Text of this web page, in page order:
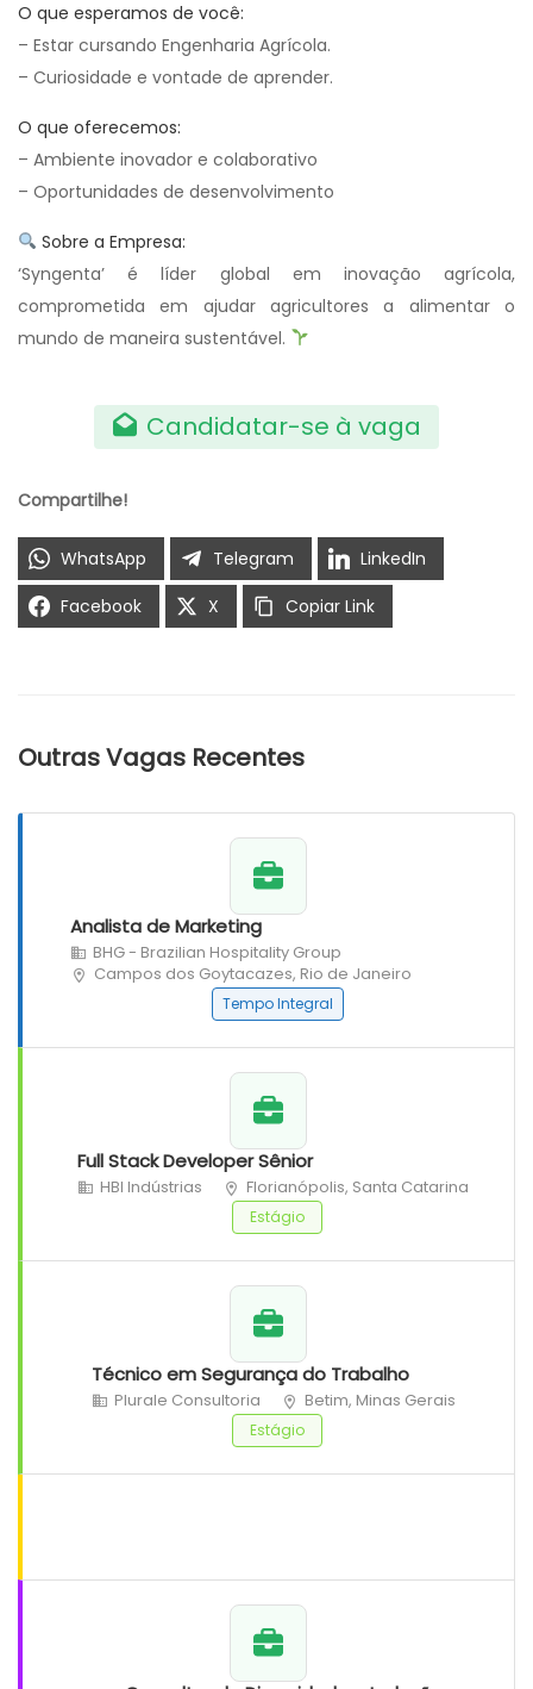
O que esperamos de você:
– Estar cursando Engenharia Agrícola.
– Curiosidade e vontade de aprender.
O que oferecemos:
– Ambiente inovador e colaborativo
– Oportunidades de desenvolvimento
Sobre a Empresa:
‘Syngenta’ é líder global em inovação agrícola,
comprometida em ajudar agricultores a alimentar o
mundo de maneira sustentável.
Candidatar-se à vaga
Compartilhe!
WhatsApp Telegram
LinkedIn
Facebook
X Copiar Link
Outras Vagas Recentes
Analista de Marketing
BHG - Brazilian Hospitality Group
Campos dos Goytacazes, Rio de Janeiro
Tempo Integral
Full Stack Developer Sênior
HBI Indústrias Florianópolis, Santa Catarina
Estágio
Técnico em Segurança do Trabalho
Plurale Consultoria Betim, Minas Gerais
Estágio